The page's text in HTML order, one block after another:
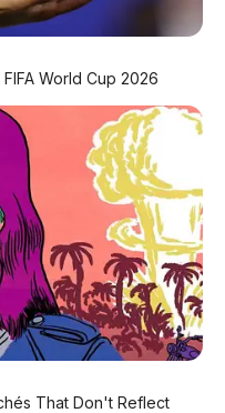
2019 Matic Surat
KM 37.000
Bali »
World Cup 2026
That Don't Reflect